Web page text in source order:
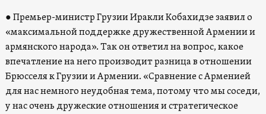
● Премьер-министр Грузии Иракли Кобахидзе заявил о
«максимальной поддержке дружественной Армении и
армянского народа». Так он ответил на вопрос, какое
впечатление на него производит разница в отношении
Брюсселя к Грузии и Армении. «Сравнение с Арменией
для нас немного неудобная тема, потому что мы соседи,
у нас очень дружеские отношения и стратегическое